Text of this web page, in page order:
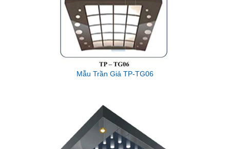
Mẫu Trần Giả TP-TG06